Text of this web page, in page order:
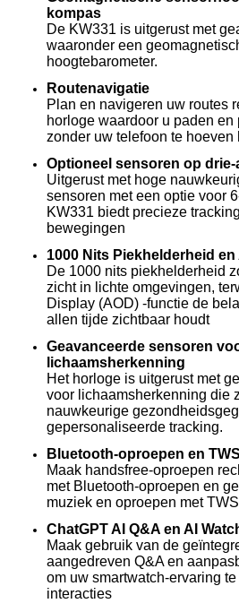
kompas
De KW331 is uitgerust met
waaronder een
hoogtebarometer.
Routenavigatie
Plan en navigeren uw routes
horloge waardoor u paden en
zonder uw telefoon te hoeven
Optioneel sensoren op
Uitgerust met hoge
sensoren met een optie voor
KW331 biedt precieze
bewegingen
1000 Nits Piekhelderheid en
De 1000 nits piekhelderheid
zicht in lichte omgevingen,
Display (AOD) -functie de
allen tijde zichtbaar houdt
Geavanceerde sensoren
lichaamsherkenning
Het horloge is uitgerust met
voor lichaamsherkenning die
nauwkeurige
gepersonaliseerde tracking.
Bluetooth-oproepen en
Maak handsfree-oproepen
met Bluetooth-oproepen en
muziek en oproepen met
ChatGPT AI Q&A en AI
Maak gebruik van de
aangedreven Q&A en
om uw smartwatch-ervaring
interacties